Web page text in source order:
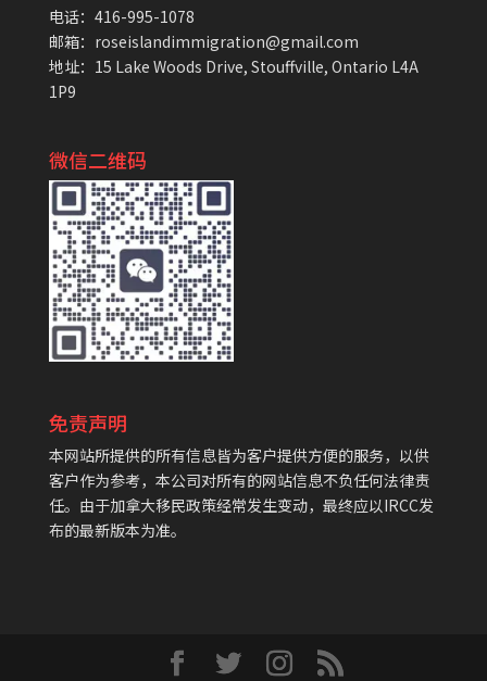
电话：416-995-1078
邮箱：roseislandimmigration@gmail.com
地址：15 Lake Woods Drive, Stouffville, Ontario L4A
1P9
微信二维码
免责声明
本网站所提供的所有信息皆为客户提供方便的服务，以供
客户作为参考，本公司对所有的网站信息不负任何法律责
任。由于加拿大移民政策经常发生变动，最终应以IRCC发
布的最新版本为准。